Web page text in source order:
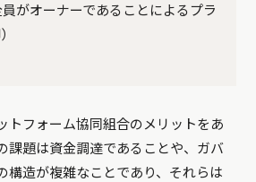
がオーナーであることによるプラ
トフォーム協同組合のメリットをあ
課題は資金調達であることや、ガバ
構造が複雑なことであり、それらは